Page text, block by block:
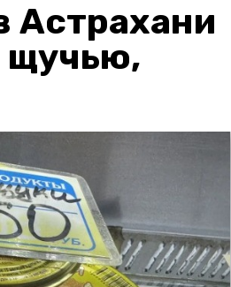
Астрахани
щучью,